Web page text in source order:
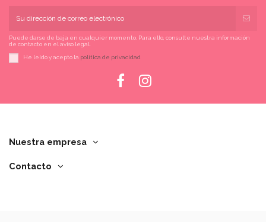
Puede darse de baja en cualquier momento. Para ello, consulte nuestra información
de contacto en el aviso legal.
He leído y acepto la política de privacidad
Nuestra empresa
Contacto